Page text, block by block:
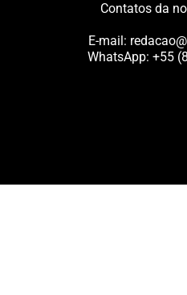
Contatos da
E-mail:
WhatsApp: +55